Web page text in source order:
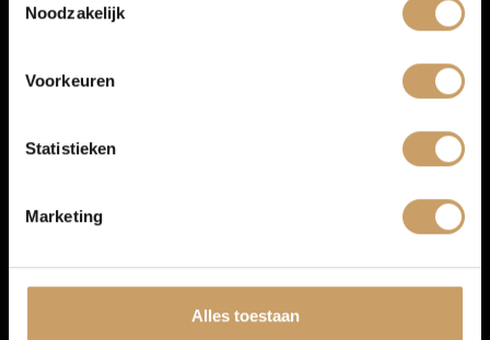
Noodzakelijk
Voorkeuren
Statistieken
Marketing
Alles toestaan
Afleverpakketten voor jouw nieuwe
Citroën
is altijd inbegrepen en bevat onder andere
brandstof, professionele reiniging, een BOVAG 40-punten
zoals een nieuwe APK, onderhoudsbeurt voor levering,
minimaal een halve tank brandstof, banden rondom
minimaal 3,5 mm profiel, professionele reiniging en 12
Over Autobedrijf De Baaij
Contact
Afleverpakketten